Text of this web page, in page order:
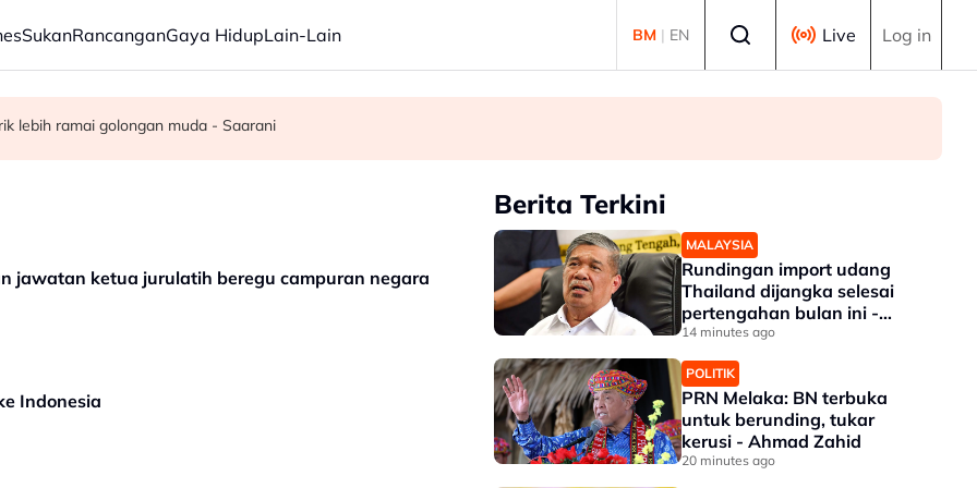
SukanRancanganGaya HidupLain-Lain BM | EN Live Log in
pertengahan bulan ini - Mohamad
- Ahmad Zahid
lebih ramai golongan muda - Saarani
jawatan ketua jurulatih beregu campuran negara
Indonesia
Berita Terkini
MALAYSIA
Rundingan import udang
Thailand dijangka selesai
pertengahan bulan ini -
Mohamad
14 minutes ago
POLITIK
PRN Melaka: BN terbuka
untuk berunding, tukar
kerusi - Ahmad Zahid
20 minutes ago